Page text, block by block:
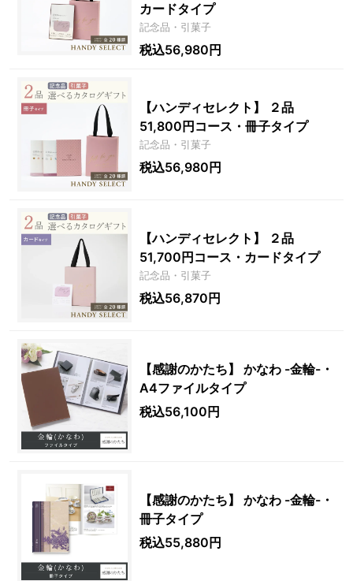
カードタイプ
記念品・引菓子
税込56,980円
【ハンディセレクト】 ２品
51,800円コース・冊子タイプ
記念品・引菓子
税込56,980円
【ハンディセレクト】 ２品
51,700円コース・カードタイプ
記念品・引菓子
税込56,870円
【感謝のかたち】 かなわ -金輪-・
A4ファイルタイプ
税込56,100円
【感謝のかたち】 かなわ -金輪-・
冊子タイプ
税込55,880円